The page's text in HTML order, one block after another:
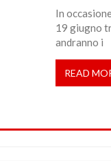
In
19 giugno
andranno i
READ